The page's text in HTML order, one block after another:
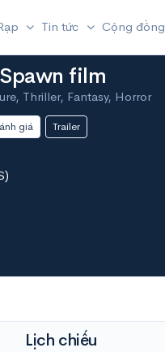
Tin tức Cộng đồng
film
Thriller, Fantasy, Horror
giá Trailer
Lịch chiếu